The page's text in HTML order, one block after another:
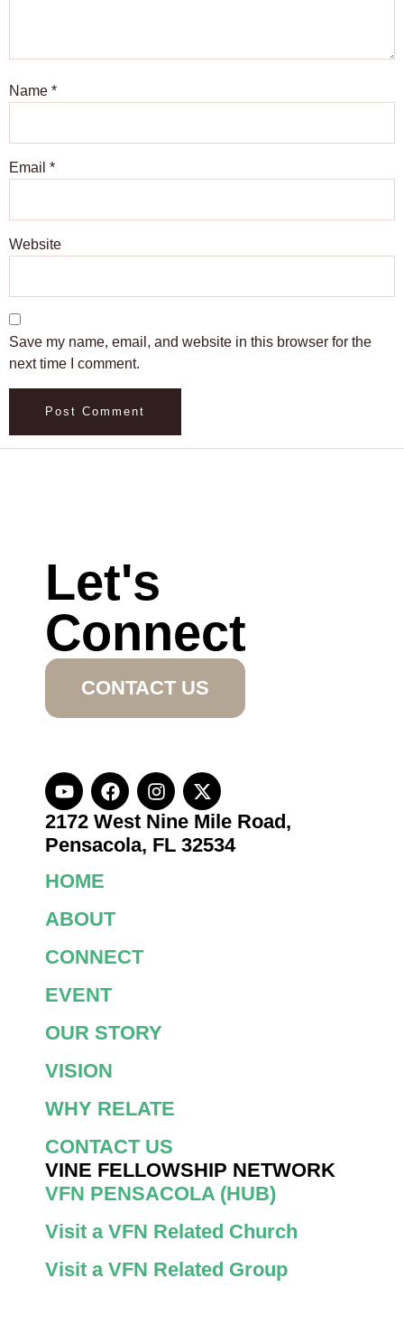
Name *
Email *
Website
Save my name, email, and website in this browser for the
next time I comment.
Let's
Connect
CONTACT US
2172 West Nine Mile Road,
Pensacola, FL 32534
HOME
ABOUT
CONNECT
EVENT
OUR STORY
VISION
WHY RELATE
CONTACT US
VINE FELLOWSHIP NETWORK
VFN PENSACOLA (HUB)
Visit a VFN Related Church
Visit a VFN Related Group